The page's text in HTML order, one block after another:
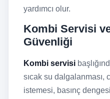
yardımcı olur.
Kombi Servisi
Güvenliği
Kombi servisi
sıcak su dalgalanması,
istemesi, basınç